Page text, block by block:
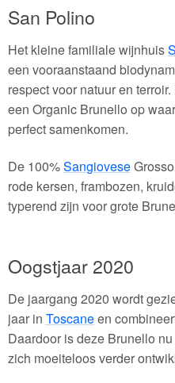
San Polino
Het kleine familiale wijnhuis
een vooraanstaand
respect voor natuur en
een Organic Brunello op
perfect samenkomen.
De 100%SangioveseGrosso
rode kersen, frambozen,
typerend zijn voor grote
Oogstjaar 2020
De jaargang 2020 wordt
jaar in Toscaneen
Daardoor is deze Brunello
zich moeiteloos verder